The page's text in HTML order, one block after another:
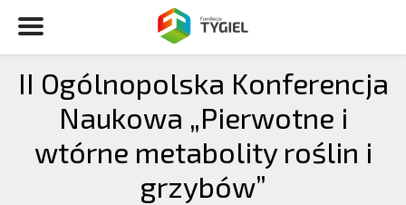
II Ogólnopolska Konferencja
Naukowa „Pierwotne i
wtórne metabolity roślin i
grzybów”